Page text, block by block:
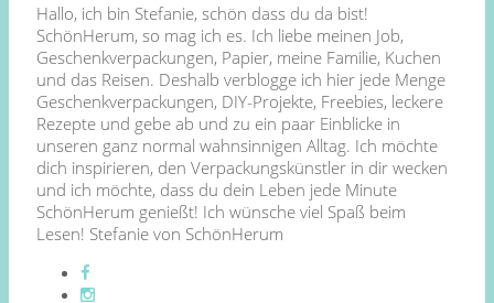
Hallo, ich bin Stefanie, schön dass du da bist!
SchönHerum, so mag ich es. Ich liebe meinen Job,
Geschenkverpackungen, Papier, meine Familie, Kuchen
und das Reisen. Deshalb verblogge ich hier jede Menge
Geschenkverpackungen, DIY-Projekte, Freebies, leckere
Rezepte und gebe ab und zu ein paar Einblicke in
unseren ganz normal wahnsinnigen Alltag. Ich möchte
dich inspirieren, den Verpackungskünstler in dir wecken
und ich möchte, dass du dein Leben jede Minute
SchönHerum genießt! Ich wünsche viel Spaß beim
Lesen! Stefanie von SchönHerum